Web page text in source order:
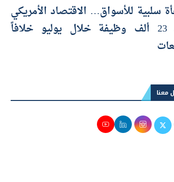
سلبية للأسواق… الاقتصاد الأمريكي
يفقد 23 ألف وظيفة خلال يوليو خلافاً
معنا